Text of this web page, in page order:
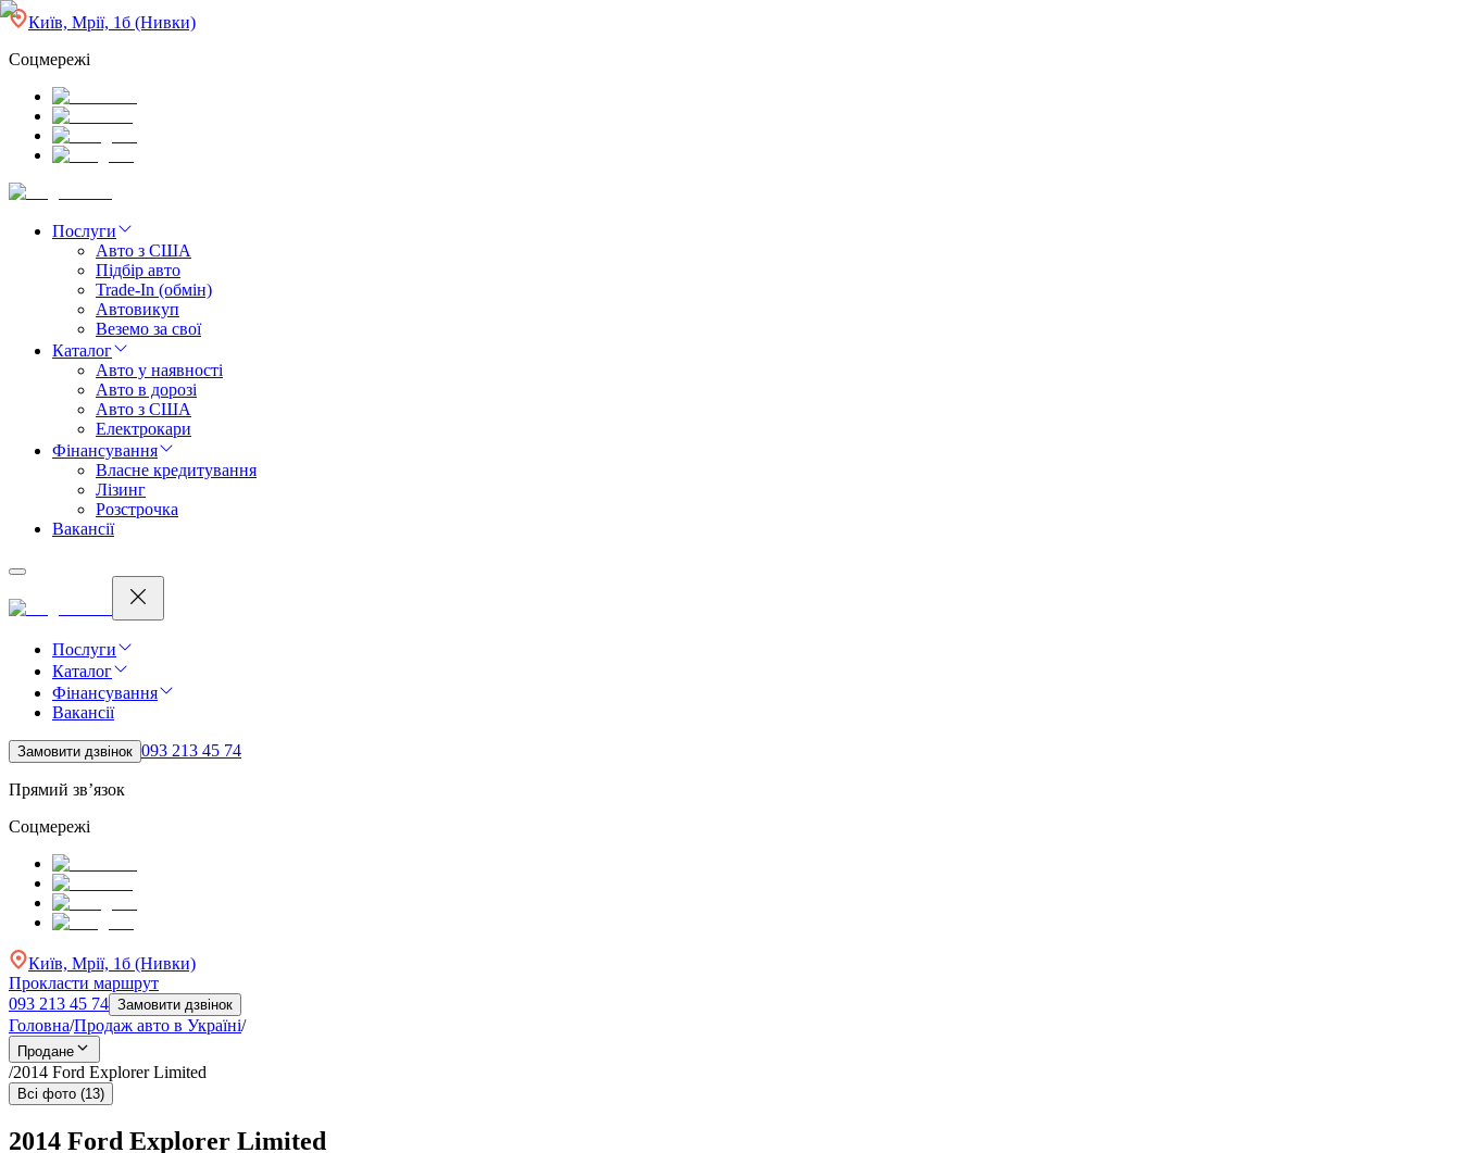
Київ, Мрії, 1б (Нивки)
Соцмережі
Послуги
Авто з США
Підбір авто
Trade-In (обмін)
Автовикуп
Веземо за свої
Каталог
Авто у наявності
Авто в дорозі
Авто з США
Електрокари
Фінансування
Власне кредитування
Лізинг
Розстрочка
Вакансії
Послуги
Каталог
Фінансування
Вакансії
Замовити дзвінок 093 213 45 74
Прямий зв’язок
Соцмережі
Київ, Мрії, 1б (Нивки)
Прокласти маршрут
093 213 45 74 Замовити дзвінок
Головна/Продаж авто в Україні/
Продане
/2014 Ford Explorer Limited
Всі фото (13)
2014 Ford Explorer Limited